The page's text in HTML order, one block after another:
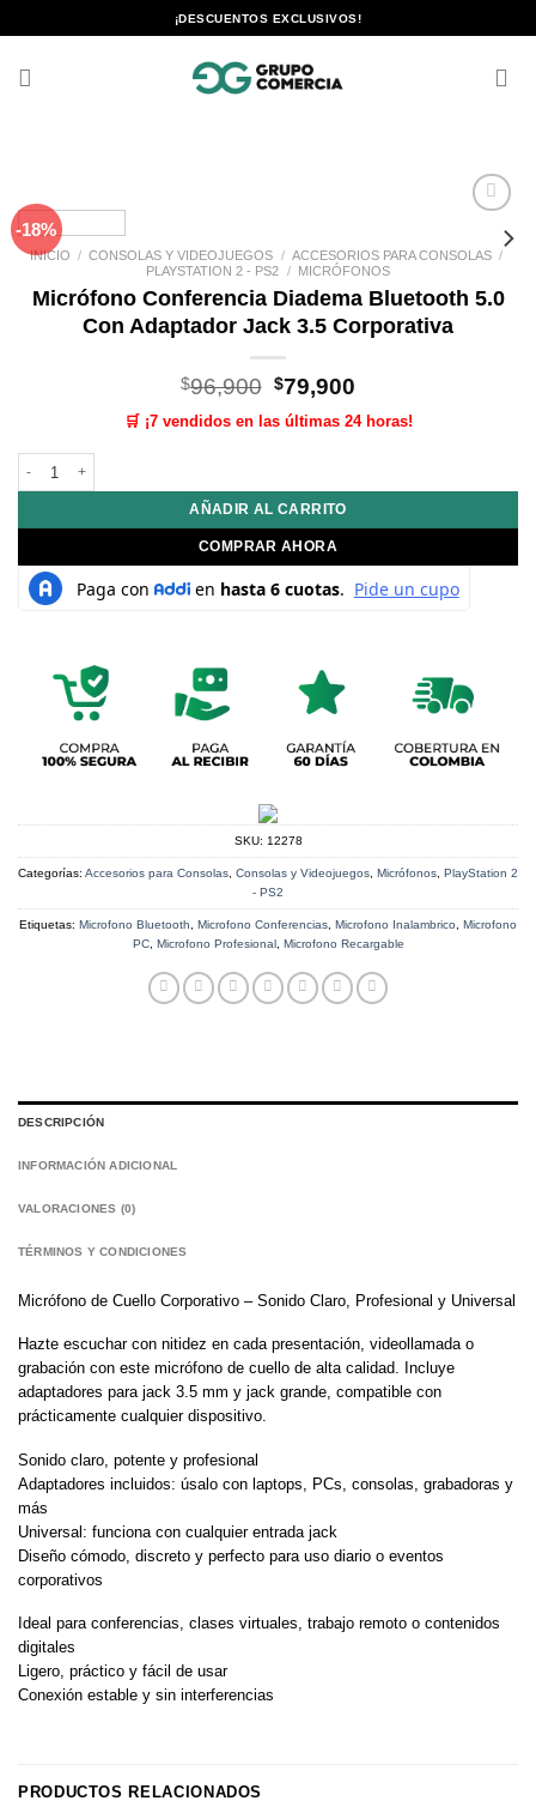
al
¡DESCUENTOS EXCLUSIVOS!
-18%
lista de
INICIO / CONSOLAS Y VIDEOJUEGOS / ACCESORIOS PARA CONSOLAS /
PLAYSTATION 2 - PS2 / MICRÓFONOS
Micrófono Conferencia Diadema Bluetooth 5.0
Con Adaptador Jack 3.5 Corporativa
$96,900 El
precio
original
$79,900
actual
🛒 ¡7 vendidos en las últimas 24 horas!
AÑADIR AL CARRITO
COMPRAR AHORA
SKU: 12278
Categorías: Accesorios para Consolas Consolas y Videojuegos Micrófonos PlayStation 2
- PS2
Etiquetas: Microfono Bluetooth Microfono Conferencias Microfono Inalambrico
Microfono
PC, Microfono Profesional, Microfono Recargable
DESCRIPCIÓN
INFORMACIÓN ADICIONAL
VALORACIONES (0)
TÉRMINOS Y CONDICIONES
Micrófono de Cuello Corporativo – Sonido Claro, Profesional y Universal
Hazte escuchar con nitidez en cada presentación, videollamada o
grabación con este micrófono de cuello de alta calidad. Incluye
adaptadores para jack 3.5 mm y jack grande, compatible con
prácticamente cualquier dispositivo.
Sonido claro, potente y profesional
Adaptadores incluidos: úsalo con laptops, PCs, consolas, grabadoras y
más
Universal: funciona con cualquier entrada jack
Diseño cómodo, discreto y perfecto para uso diario o eventos
corporativos
Ideal para conferencias, clases virtuales, trabajo remoto o contenidos
digitales
Ligero, práctico y fácil de usar
Conexión estable y sin interferencias
PRODUCTOS RELACIONADOS